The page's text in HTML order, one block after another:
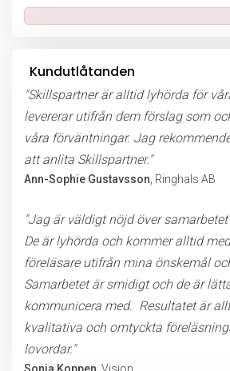
Lämna detta fält tomt.
Kundutlåtanden
"Skillspartner är alltid lyhörda för
levererar utifrån dem förslag som
våra förväntningar. Jag
att anlita Skillspartner."
Ann-Sophie Gustavsson , Ringhals AB
"Jag är väldigt nöjd över
De är lyhörda och kommer alltid
föreläsare utifrån mina önskemål
Samarbetet är smidigt och de är
kommunicera med. Resultatet är
kvalitativa och omtyckta
lovordar."